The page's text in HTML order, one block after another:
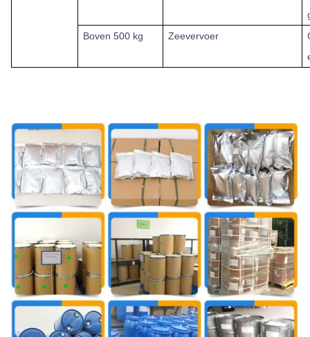
Boven 500 kg Zeevervoer